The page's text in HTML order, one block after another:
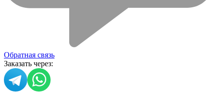
Обратная связь
Заказать через: